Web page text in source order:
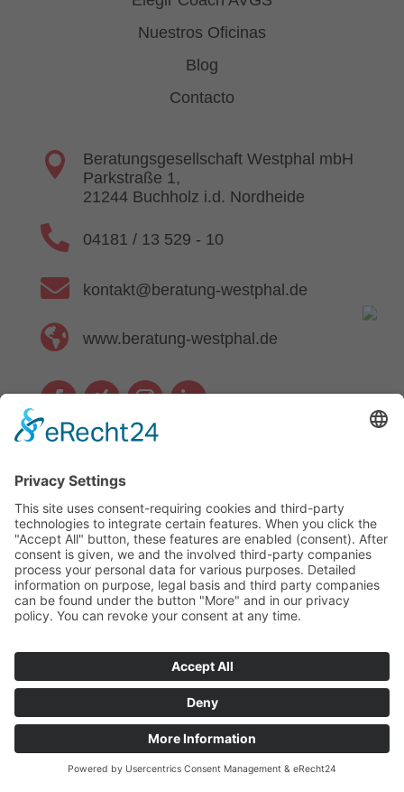
Nuestros Oficinas
Blog
Contacto

Beratungsgesellschaft Westphal mbH
Parkstraße 1,
21244 Buchholz i.d. Nordheide
 04181 / 13 529 - 10
 kontakt@beratung-westphal.de
 www.beratung-westphal.de
Política de privacidad
© Cupón AVGS - 2024 - Todos los derechos
reservados. | Diseño web y programación:RATO
Digital GmbH
English(Inglés) Deutsch(Alemán) Polski(Polaco)